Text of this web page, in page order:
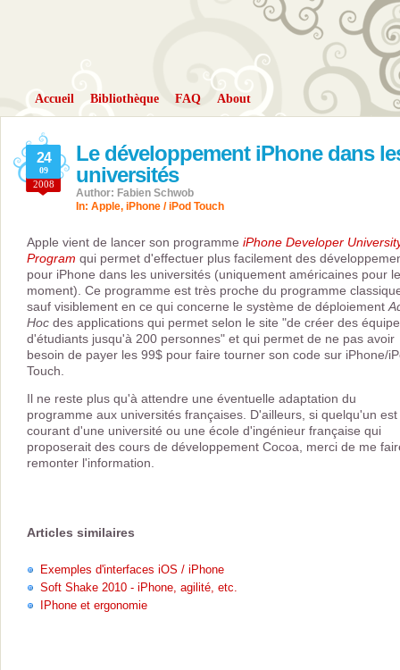
Accueil Bibliothèque FAQ About
Le développement iPhone dans
universités
24
09
2008
Author: Fabien Schwob
In: Apple, iPhone / iPod Touch
Apple vient de lancer son programme iPhone Developer
Program qui permet d'effectuer plus facilement des
pour iPhone dans les universités (uniquement américaines pour le
moment). Ce programme est très proche du programme
sauf visiblement en ce qui concerne le système de déploiement
Hoc des applications qui permet selon le site "de créer des
d'étudiants jusqu'à 200 personnes" et qui permet de ne pas avoir
besoin de payer les 99$ pour faire tourner son code sur iPhone/
Touch.
Il ne reste plus qu'à attendre une éventuelle adaptation du
programme aux universités françaises. D'ailleurs, si quelqu'un est
courant d'une université ou une école d'ingénieur française qui
proposerait des cours de développement Cocoa, merci de me
remonter l'information.
Articles similaires
Exemples d'interfaces iOS / iPhone
Soft Shake 2010 - iPhone, agilité, etc.
IPhone et ergonomie